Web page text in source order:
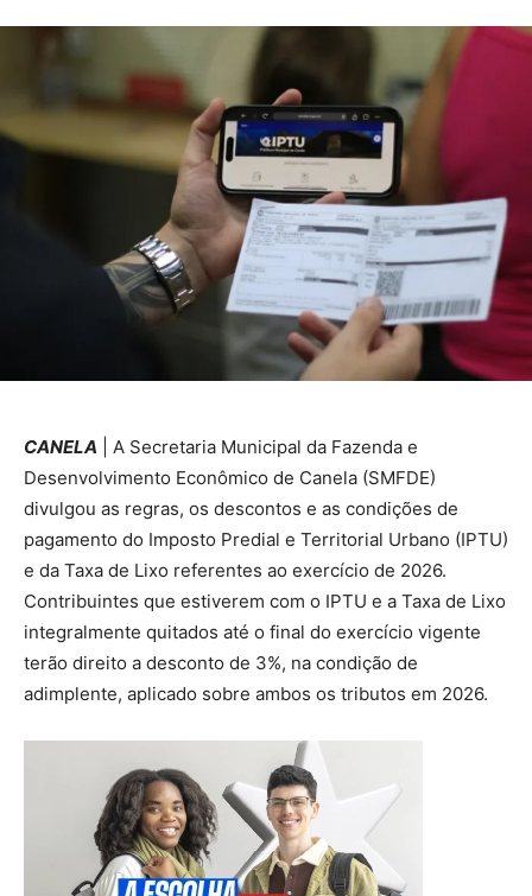
CANELA | A Secretaria Municipal da Fazenda e
Desenvolvimento Econômico de Canela (SMFDE)
divulgou as regras, os descontos e as condições de
pagamento do Imposto Predial e Territorial Urbano (IPTU)
e da Taxa de Lixo referentes ao exercício de 2026.
Contribuintes que estiverem com o IPTU e a Taxa de Lixo
integralmente quitados até o final do exercício vigente
terão direito a desconto de 3%, na condição de
adimplente, aplicado sobre ambos os tributos em 2026.